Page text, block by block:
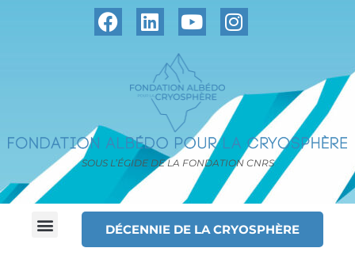
SOUS L’ÉGIDE DE LA FONDATION CNRS
DÉCENNIE DE LA CRYOSPHÈRE